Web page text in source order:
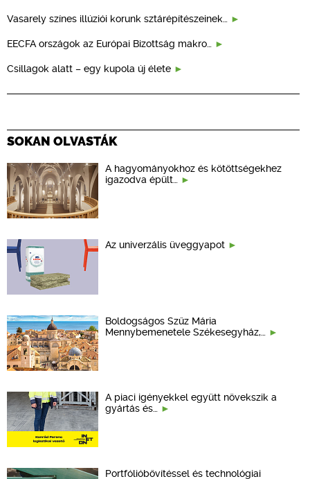
Vasarely színes illúziói korunk sztárépítészeinek…
EECFA országok az Európai Bizottság makro…
Csillagok alatt – egy kupola új élete
SOKAN OLVASTÁK
A hagyományokhoz és kötöttségekhez
igazodva épült…
Az univerzális üveggyapot
Boldogságos Szűz Mária
Mennybemenetele Székesegyház,…
A piaci igényekkel együtt növekszik a
gyártás és…
Portfólióbővítéssel és technológiai